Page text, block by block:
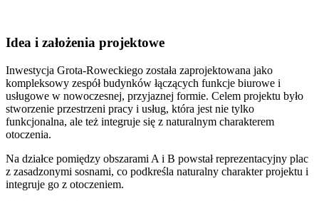
Idea i założenia projektowe
Inwestycja Grota-Roweckiego została zaprojektowana jako
kompleksowy zespół budynków łączących funkcje biurowe i
usługowe w nowoczesnej, przyjaznej formie. Celem projektu było
stworzenie przestrzeni pracy i usług, która jest nie tylko
funkcjonalna, ale też integruje się z naturalnym charakterem
otoczenia.
Na działce pomiędzy obszarami A i B powstał reprezentacyjny plac
z zasadzonymi sosnami, co podkreśla naturalny charakter projektu i
integruje go z otoczeniem.